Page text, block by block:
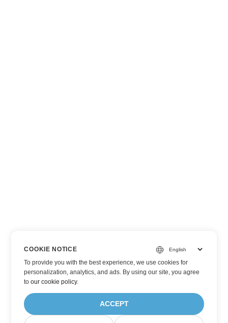
COOKIE NOTICE
To provide you with the best experience, we use cookies for
personalization, analytics, and ads. By using our site, you agree
toour cookie policy.
ACCEPT